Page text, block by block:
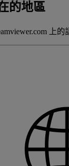
的地區
上的